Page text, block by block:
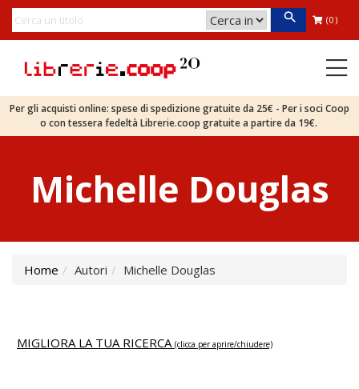
(0)
Per gli acquisti online: spese di spedizione gratuite da 25€ - Per i soci Coop
o con tessera fedeltà Librerie.coop gratuite a partire da 19€.
Michelle Douglas
Home Autori Michelle Douglas
MIGLIORA LA TUA RICERCA (clicca per aprire/chiudere)